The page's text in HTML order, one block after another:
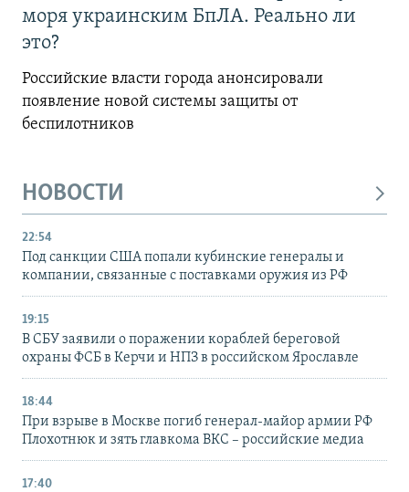
моря украинским БпЛА. Реально ли
это?
Российские власти города анонсировали
появление новой системы защиты от
беспилотников
НОВОСТИ
22:54
Под санкции США попали кубинские генералы и
компании, связанные с поставками оружия из РФ
19:15
В СБУ заявили о поражении кораблей береговой
охраны ФСБ в Керчи и НПЗ в российском Ярославле
18:44
При взрыве в Москве погиб генерал-майор армии РФ
Плохотнюк и зять главкома ВКС – российские медиа
17:40